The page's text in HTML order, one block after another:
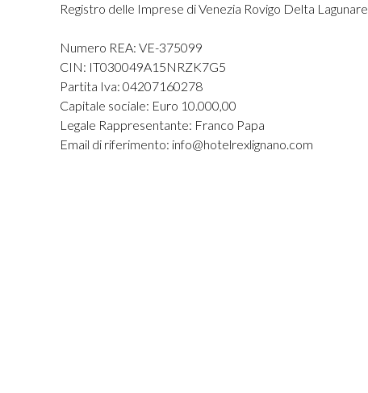
Registro delle Imprese di Venezia Rovigo Delta Lagunare
Numero REA: VE-375099
CIN: IT030049A15NRZK7G5
Partita Iva: 04207160278
Capitale sociale: Euro 10.000,00
Legale Rappresentante: Franco Papa
Email di riferimento: info@hotelrexlignano.com